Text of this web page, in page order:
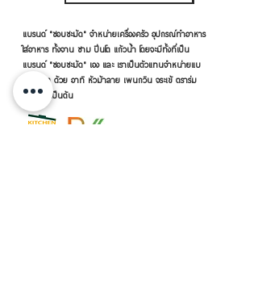
แบรนด์ "ชอบชะมัด" จำหน่ายเครื่องครัว อุปกรณ์ทำอาหาร
ใส่อาหาร ทั้งจาน ชาม ปิ่นโต แก้วน้ำ โดยจะมีทั้งที่เป็น
แบรนด์ "ชอบชะมัด" เอง และ เราเป็นตัวแทนจำหน่ายแบ
รนด์อื่นๆ ด้วย อาทิ หัวม้าลาย เพนกวิน จระเข้ ตราร่ม
กระต่าย เป็นต้น